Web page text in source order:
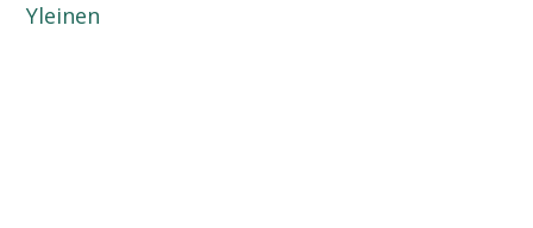
Yleinen